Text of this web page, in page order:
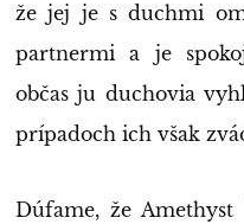
že jej je s duchmi
partnermi a je
občas ju duchovia
prípadoch ich však
Dúfame, že